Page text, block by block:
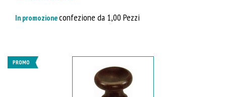
In promozioneconfezione da 1,00 Pezzi
PROMO